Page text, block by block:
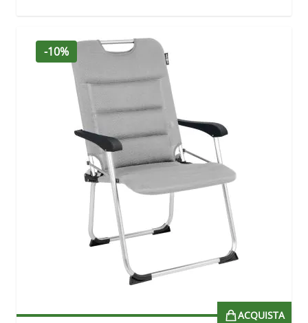
-10%
ACQUISTA